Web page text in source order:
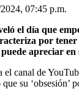
07:45 p.m.
el día que
por tener
puede apreciar
el canal de
su ‘obsesión’